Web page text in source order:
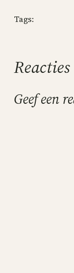
Tags:
Reacties
Geef een